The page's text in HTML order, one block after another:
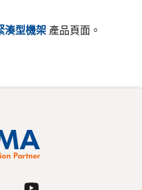
湊型機架 產品頁面。